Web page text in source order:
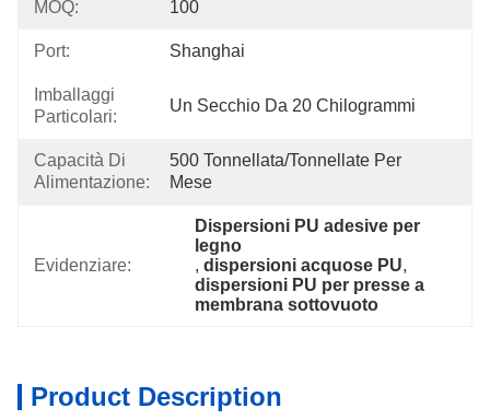
MOQ: 100
Port: Shanghai
Imballaggi
Particolari:
Un Secchio Da 20 Chilogrammi
Capacità Di
Alimentazione:
500 Tonnellata/tonnellate Per
Mese
Evidenziare:
Dispersioni PU adesive per
legno
, dispersioni acquose PU,
dispersioni PU per presse a
membrana sottovuoto
Product Description